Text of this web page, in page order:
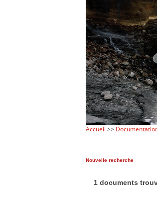
Accueil >>
Nouvelle recherche
1 documents